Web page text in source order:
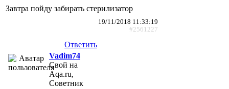
Завтра пойду забирать стерилизатор
19/11/2018 11:33:19
#2561227
Ответить
Vadim74
Свой на
Aqa.ru,
Советник